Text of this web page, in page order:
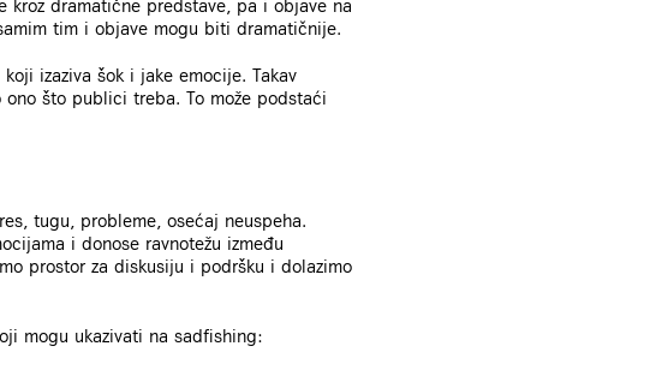
kroz dramatične predstave, pa i objave na
tim i objave mogu biti dramatičnije.
izaziva šok i jake emocije. Takav
što publici treba. To može podstaći
tugu, probleme, osećaj neuspeha.
i donose ravnotežu između
prostor za diskusiju i podršku i dolazimo
mogu ukazivati na sadfishing: